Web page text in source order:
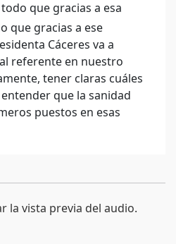
que gracias a esa
que gracias a ese
Cáceres va a
referente en nuestro
tener claras cuáles
que la sanidad
puestos en esas